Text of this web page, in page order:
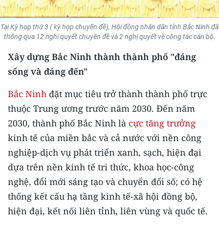
BẠN ĐỌC
KIỂM CHỨNG THÔNG TIN
TRI THỨC CHUYÊN SÂU
54 DÂN TỘC VIỆT NAM
CHƯƠNG TRÌNH OCOP - MỖI XÃ
MỘT SẢN PHẨM
RADIO
MEDIA CENTER
E-Magazine
Video
Tại Kỳ họp thứ 3 ( kỳ họp chuyên đề), Hội đồng nhân dân tỉnh Bắc Ninh đã
thông qua 12 nghị quyết chuyên đề và 2 nghị quyết về công tác cán bộ.
Xây dựng Bắc Ninh thành thành phố "đáng
sống và đáng đến"
Bắc Ninh đặt mục tiêu trở thành thành phố trực
thuộc Trung ương trước năm 2030. Đến năm
2030, thành phố Bắc Ninh là cực tăng trưởng
kinh tế của miền bắc và cả nước với nền công
nghiệp-dịch vụ phát triển xanh, sạch, hiện đại
dựa trên nền kinh tế tri thức, khoa học-công
nghệ, đổi mới sáng tạo và chuyển đổi số; có hệ
thống kết cấu hạ tầng kinh tế-xã hội đồng bộ,
hiện đại, kết nối liên tỉnh, liên vùng và quốc tế.